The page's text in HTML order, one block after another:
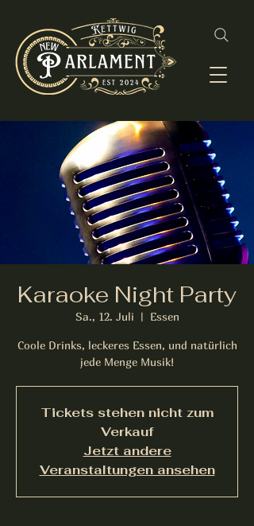
Karaoke Night Party
Sa., 12. Juli
  |
Essen
Coole Drinks, leckeres Essen, und natürlich
jede Menge Musik!
Tickets stehen nicht zum
Verkauf
Jetzt andere
Veranstaltungen ansehen